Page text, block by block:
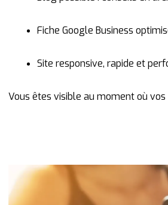
Fiche Google Business
Site responsive, rapide et
Vous êtes visible au momentoù vos